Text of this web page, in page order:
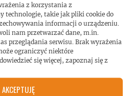
z korzystania z
technologie, takie jak pliki cookie do
informacji o urządzeniu.
nam przetwarzać dane, m.in.
przeglądania serwisu. Brak wyrażenia
ograniczyć niektóre
się więcej, zapoznaj się z
AKCEPTUJĘ
pasji do maszyn